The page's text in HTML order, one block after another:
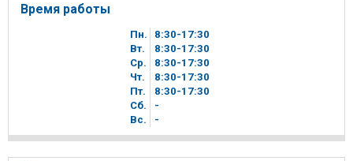
Время работы
Пн. 8 30-17 30
Вт.
8 30-17 30
Ср.
8 30-17 30
Чт.
8 30-17 30
Пт.
8 30-17 30
Сб.
-
Вc.
-